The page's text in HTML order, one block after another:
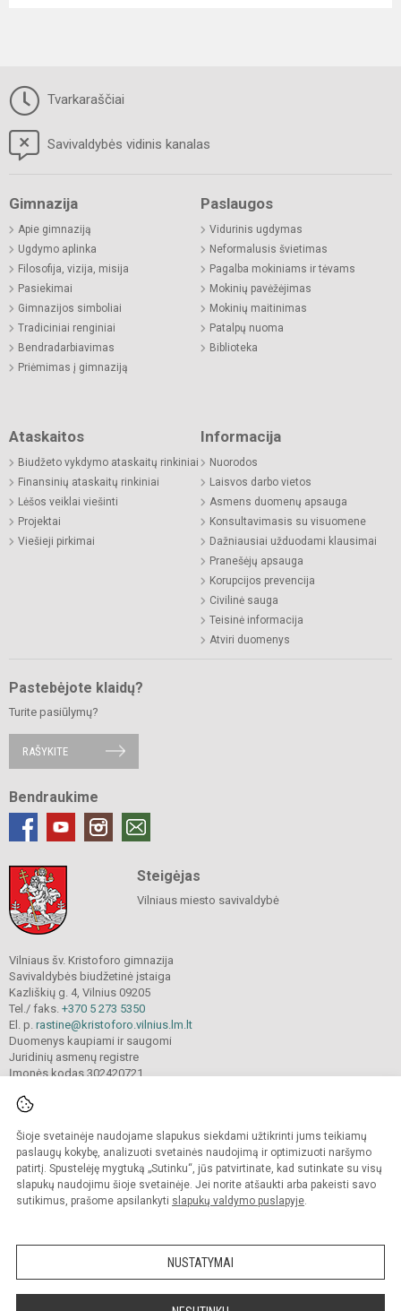
Šioje svetainėje naudojame slapukus siekdami užtikrinti jums teikiamų
paslaugų kokybę, analizuoti svetainės naudojimą ir optimizuoti naršymo
patirtį. Spustelėję mygtuką „Sutinku“, jūs patvirtinate, kad sutinkate su visų
slapukų naudojimu šioje svetainėje. Jei norite atšaukti arba pakeisti savo
sutikimus, prašome apsilankyti slapukų valdymo puslapyje.
NUSTATYMAI
Tvarkaraščiai
Savivaldybės vidinis kanalas
Gimnazija
Apie gimnaziją
Ugdymo aplinka
Filosofija, vizija, misija
Pasiekimai
Gimnazijos simboliai
Tradiciniai renginiai
Bendradarbiavimas
Priėmimas į gimnaziją
Paslaugos
Vidurinis ugdymas
Neformalusis švietimas
Pagalba mokiniams ir tėvams
Mokinių pavėžėjimas
Mokinių maitinimas
Patalpų nuoma
Biblioteka
Ataskaitos
Biudžeto vykdymo ataskaitų rinkiniai
Finansinių ataskaitų rinkiniai
Lėšos veiklai viešinti
Projektai
Viešieji pirkimai
Informacija
Nuorodos
Laisvos darbo vietos
Asmens duomenų apsauga
Konsultavimasis su visuomene
Dažniausiai užduodami klausimai
Pranešėjų apsauga
Korupcijos prevencija
Civilinė sauga
Teisinė informacija
Atviri duomenys
Pastebėjote klaidų?
Turite pasiūlymų?
RAŠYKITE
Bendraukime
Steigėjas
Vilniaus miesto savivaldybė
Vilniaus šv. Kristoforo gimnazija
Savivaldybės biudžetinė įstaiga
Kazliškių g. 4, Vilnius 09205
Tel./ faks. +370 5 273 5350
El. p. rastine@kristoforo.vilnius.lm.lt
Duomenys kaupiami ir saugomi
Juridinių asmenų registre
Įmonės kodas 302420721
© 2024. Vilniaus šv. Kristoforo gimnazija. Visos teisės saugomos.
Kopijuoti turinį be raštiško įstaigos administracijos sutikimo griežtai draudžiama.
Prieinamumo paraiška Slapukų valdymas
Sumanus būdas atnaujinti